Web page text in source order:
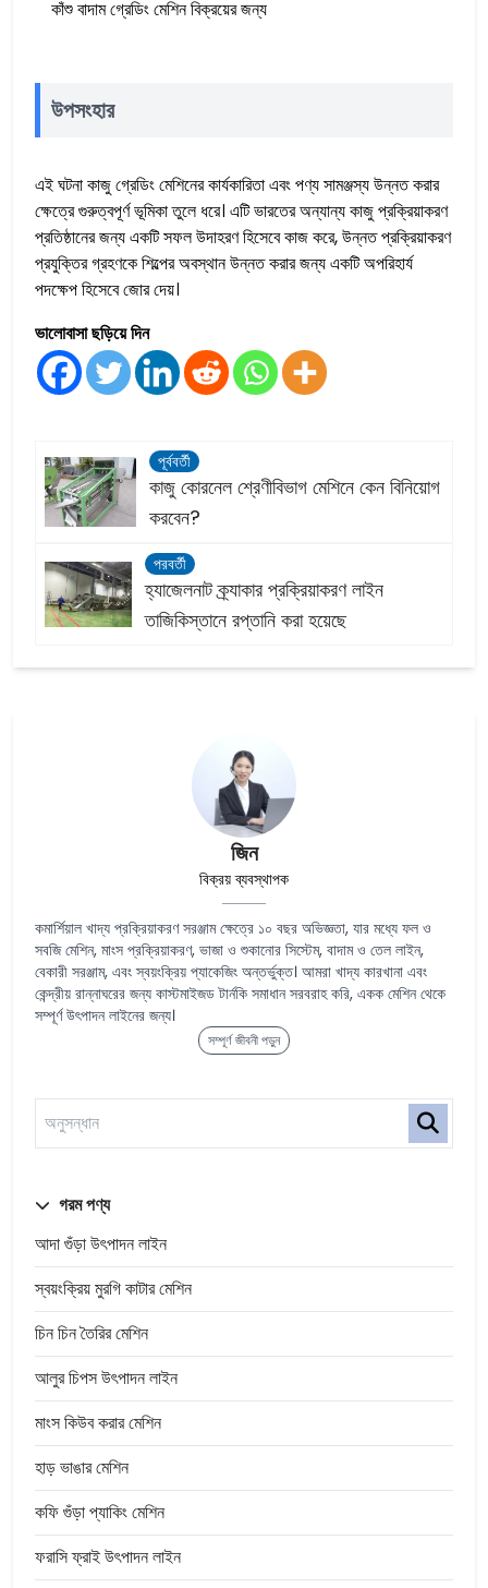
জিন
বিক্রয় ব্যবস্থাপক
কমার্শিয়াল খাদ্য প্রক্রিয়াকরণ সরঞ্জাম ক্ষেত্রে ১০ বছর অভিজ্ঞতা, যার মধ্যে ফল ও
সবজি মেশিন, মাংস প্রক্রিয়াকরণ, ভাজা ও শুকানোর সিস্টেম, বাদাম ও তেল লাইন,
বেকারী সরঞ্জাম, এবং স্বয়ংক্রিয় প্যাকেজিং অন্তর্ভুক্ত। আমরা খাদ্য কারখানা এবং
কেন্দ্রীয় রান্নাঘরের জন্য কাস্টমাইজড টার্নকি সমাধান সরবরাহ করি, একক মেশিন থেকে
সম্পূর্ণ উৎপাদন লাইনের জন্য।
সম্পূর্ণ জীবনী পড়ুন
গরম পণ্য
আদা গুঁড়া উৎপাদন লাইন
স্বয়ংক্রিয় মুরগি কাটার মেশিন
চিন চিন তৈরির মেশিন
আলুর চিপস উৎপাদন লাইন
মাংস কিউব করার মেশিন
হাড় ভাঙার মেশিন
কফি গুঁড়া প্যাকিং মেশিন
ফরাসি ফ্রাই উৎপাদন লাইন
কাঁশু বাদাম গ্রেডিং মেশিন বিক্রয়ের জন্য
উপসংহার
এই ঘটনা কাজু গ্রেডিং মেশিনের কার্যকারিতা এবং পণ্য সামঞ্জস্য উন্নত করার
ক্ষেত্রে গুরুত্বপূর্ণ ভূমিকা তুলে ধরে। এটি ভারতের অন্যান্য কাজু প্রক্রিয়াকরণ
প্রতিষ্ঠানের জন্য একটি সফল উদাহরণ হিসেবে কাজ করে, উন্নত প্রক্রিয়াকরণ
প্রযুক্তির গ্রহণকে শিল্পের অবস্থান উন্নত করার জন্য একটি অপরিহার্য
পদক্ষেপ হিসেবে জোর দেয়।
ভালোবাসা ছড়িয়ে দিন
পূর্ববর্তী
কাজু কোরনেল শ্রেণীবিভাগ মেশিনে কেন বিনিয়োগ
করবেন?
পরবর্তী
হ্যাজেলনাট ক্র্যাকার প্রক্রিয়াকরণ লাইন
তাজিকিস্তানে রপ্তানি করা হয়েছে